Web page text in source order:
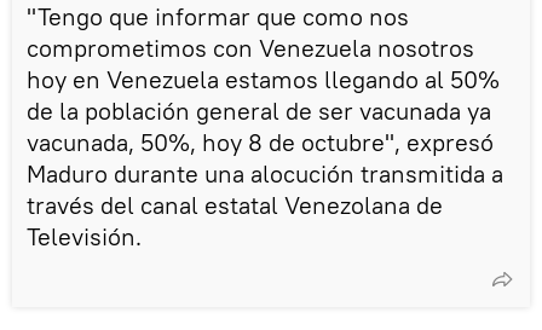
"Tengo que informar que como nos
comprometimos con Venezuela nosotros
hoy en Venezuela estamos llegando al 50%
de la población general de ser vacunada ya
vacunada, 50%, hoy 8 de octubre", expresó
Maduro durante una alocución transmitida a
través del canal estatal Venezolana de
Televisión.